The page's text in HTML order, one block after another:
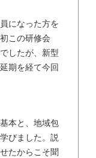
になった方を
この研修会
したが、新型
期を経て今回
本と、地域包
びました。説
たからこそ聞